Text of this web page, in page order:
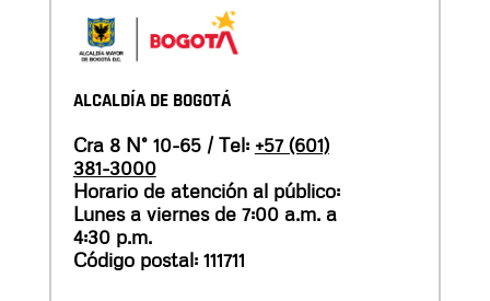
ALCALDÍA DE BOGOTÁ
Cra 8 N° 10-65 / Tel: +57 (601)
381-3000
Horario de atención al público:
Lunes a viernes de 7:00 a.m. a
4:30 p.m.
Código postal: 111711